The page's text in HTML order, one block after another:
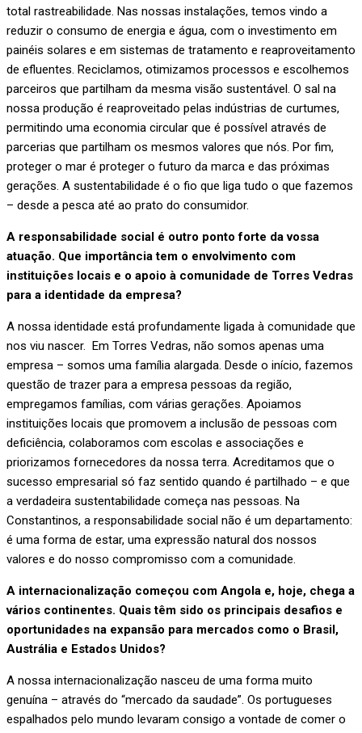
total rastreabilidade. Nas nossas instalações, temos vindo a
reduzir o consumo de energia e água, com o investimento em
painéis solares e em sistemas de tratamento e reaproveitamento
de efluentes. Reciclamos, otimizamos processos e escolhemos
parceiros que partilham da mesma visão sustentável. O sal na
nossa produção é reaproveitado pelas indústrias de curtumes,
permitindo uma economia circular que é possível através de
parcerias que partilham os mesmos valores que nós. Por fim,
proteger o mar é proteger o futuro da marca e das próximas
gerações. A sustentabilidade é o fio que liga tudo o que fazemos
– desde a pesca até ao prato do consumidor.
A responsabilidade social é outro ponto forte da vossa
atuação. Que importância tem o envolvimento com
instituições locais e o apoio à comunidade de Torres Vedras
para a identidade da empresa?
A nossa identidade está profundamente ligada à comunidade que
nos viu nascer. Em Torres Vedras, não somos apenas uma
empresa – somos uma família alargada. Desde o início, fazemos
questão de trazer para a empresa pessoas da região,
empregamos famílias, com várias gerações. Apoiamos
instituições locais que promovem a inclusão de pessoas com
deficiência, colaboramos com escolas e associações e
priorizamos fornecedores da nossa terra. Acreditamos que o
sucesso empresarial só faz sentido quando é partilhado – e que
a verdadeira sustentabilidade começa nas pessoas. Na
Constantinos, a responsabilidade social não é um departamento:
é uma forma de estar, uma expressão natural dos nossos
valores e do nosso compromisso com a comunidade.
A internacionalização começou com Angola e, hoje, chega a
vários continentes. Quais têm sido os principais desafios e
oportunidades na expansão para mercados como o Brasil,
Austrália e Estados Unidos?
A nossa internacionalização nasceu de uma forma muito
genuína – através do “mercado da saudade”. Os portugueses
espalhados pelo mundo levaram consigo a vontade de comer o